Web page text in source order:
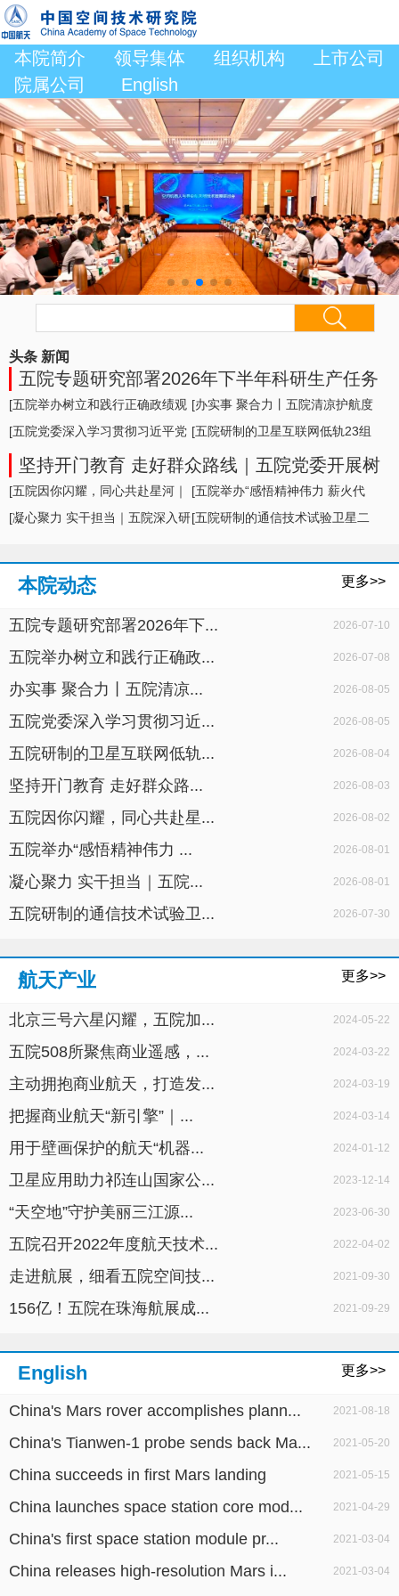
本院简介 领导集体 组织机构
上市公司
院属公司
English
头条 新闻
五院专题研究部署2026年下半年科研生产任务
形势及举措
[五院举办树立和践行正确政绩观
学习教育专题... ]
[办实事 聚合力丨五院清凉护航度
盛夏，暖心... ]
[五院党委深入学习贯彻习近平党
建思想，专题... ]
[五院研制的卫星互联网低轨23组
卫星成功发... ]
坚持开门教育 走好群众路线｜五院党委开展树
立和践行正确政绩观学习教育面对面座谈
[五院因你闪耀，同心共赴星河｜
五院举办20... ]
[五院举办“感悟精神伟力 薪火代
代相传”暨... ]
[凝心聚力 实干担当｜五院深入研[五院研制的通信技术试验卫星二
本院动态 更多>>
五院专题研究部署2026年下... 2026-07-10
五院举办树立和践行正确政... 2026-07-08
办实事 聚合力丨五院清凉... 2026-08-05
五院党委深入学习贯彻习近... 2026-08-05
五院研制的卫星互联网低轨... 2026-08-04
坚持开门教育 走好群众路... 2026-08-03
五院因你闪耀，同心共赴星... 2026-08-02
五院举办“感悟精神伟力 ... 2026-08-01
凝心聚力 实干担当｜五院... 2026-08-01
五院研制的通信技术试验卫... 2026-07-30
航天产业 更多>>
北京三号六星闪耀，五院加... 2024-05-22
五院508所聚焦商业遥感，... 2024-03-22
主动拥抱商业航天，打造发... 2024-03-19
把握商业航天“新引擎”｜... 2024-03-14
用于壁画保护的航天“机器... 2024-01-12
卫星应用助力祁连山国家公... 2023-12-14
“天空地”守护美丽三江源... 2023-06-30
五院召开2022年度航天技术... 2022-04-02
走进航展，细看五院空间技... 2021-09-30
156亿！五院在珠海航展成... 2021-09-29
English 更多>>
China's Mars rover accomplishes plann... 2021-08-18
China's Tianwen-1 probe sends back Ma... 2021-05-20
China succeeds in first Mars landing 2021-05-15
China launches space station core mod... 2021-04-29
China's first space station module pr... 2021-03-04
China releases high-resolution Mars i... 2021-03-04